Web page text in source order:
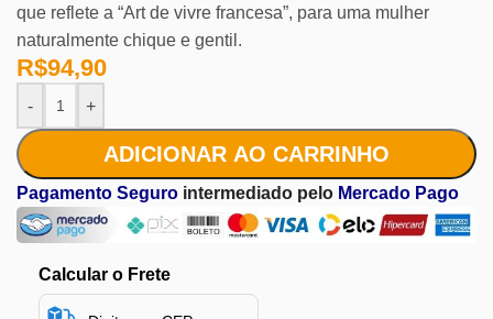
que reflete a “Art de vivre francesa”, para uma mulher
naturalmente chique e gentil.
R$94,90
- +
ADICIONAR AO CARRINHO
Pagamento Seguro intermediado pelo Mercado Pago
Calcular o Frete